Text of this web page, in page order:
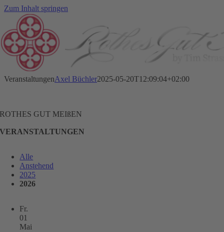
Zum Inhalt springen
VeranstaltungenAxel Büchler2025-05-20T12:09:04+02:00
ROTHES GUT MEIßEN
VERANSTALTUNGEN
Alle
Anstehend
2025
2026
Fr.
01
Mai